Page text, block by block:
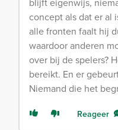
concept als dat er al
alle fronten faalt hij
waardoor anderen
over bij de spelers?
bereikt. En er
Niemand die het
Reageer